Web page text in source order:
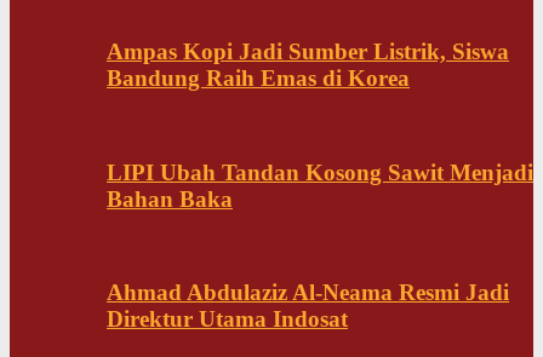
Ampas Kopi Jadi Sumber Listrik, Siswa
Bandung Raih Emas di Korea
LIPI Ubah Tandan Kosong Sawit Menjadi
Bahan Baka
Ahmad Abdulaziz Al-Neama Resmi Jadi
Direktur Utama Indosat